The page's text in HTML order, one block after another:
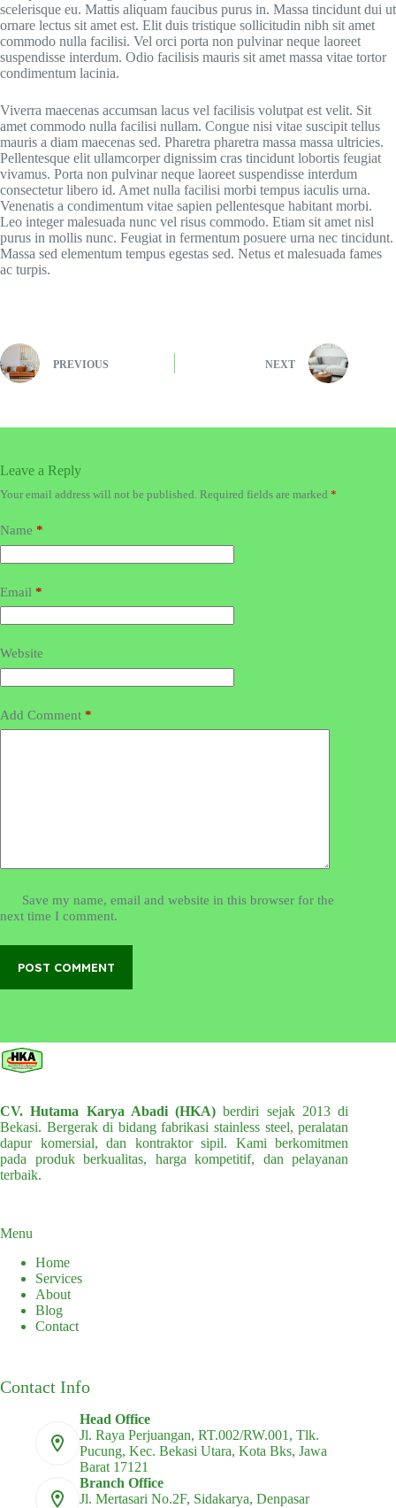
scelerisque eu. Mattis aliquam faucibus purus in. Massa tincidunt dui ut
ornare lectus sit amet est. Elit duis tristique sollicitudin nibh sit amet
commodo nulla facilisi. Vel orci porta non pulvinar neque laoreet
suspendisse interdum. Odio facilisis mauris sit amet massa vitae tortor
condimentum lacinia.
Viverra maecenas accumsan lacus vel facilisis volutpat est velit. Sit
amet commodo nulla facilisi nullam. Congue nisi vitae suscipit tellus
mauris a diam maecenas sed. Pharetra pharetra massa massa ultricies.
Pellentesque elit ullamcorper dignissim cras tincidunt lobortis feugiat
vivamus. Porta non pulvinar neque laoreet suspendisse interdum
consectetur libero id. Amet nulla facilisi morbi tempus iaculis urna.
Venenatis a condimentum vitae sapien pellentesque habitant morbi.
Leo integer malesuada nunc vel risus commodo. Etiam sit amet nisl
purus in mollis nunc. Feugiat in fermentum posuere urna nec tincidunt.
Massa sed elementum tempus egestas sed. Netus et malesuada fames
ac turpis.
PREVIOUS NEXT
Leave a Reply
Your email address will not be published. Required fields are marked *
Name *
Email *
Website
Add Comment *
Save my name, email and website in this browser for the
next time I comment.
POST COMMENT
CV. Hutama Karya Abadi (HKA) berdiri sejak 2013 di
Bekasi. Bergerak di bidang fabrikasi stainless steel, peralatan
dapur komersial, dan kontraktor sipil. Kami berkomitmen
pada produk berkualitas, harga kompetitif, dan pelayanan
terbaik.
Menu
Home
Services
About
Blog
Contact
Contact Info
Head Office
Jl. Raya Perjuangan, RT.002/RW.001, Tlk.
Pucung, Kec. Bekasi Utara, Kota Bks, Jawa
Barat 17121
Branch Office
Jl. Mertasari No.2F, Sidakarya, Denpasar